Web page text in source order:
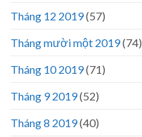
Tháng 12 2019(57)
Tháng mười một 2019(74)
Tháng 10 2019(71)
Tháng 9 2019(52)
Tháng 8 2019(40)